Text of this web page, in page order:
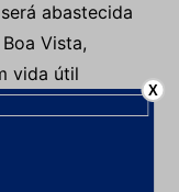
abastecida
Vista,
vida útil
a empresa
X